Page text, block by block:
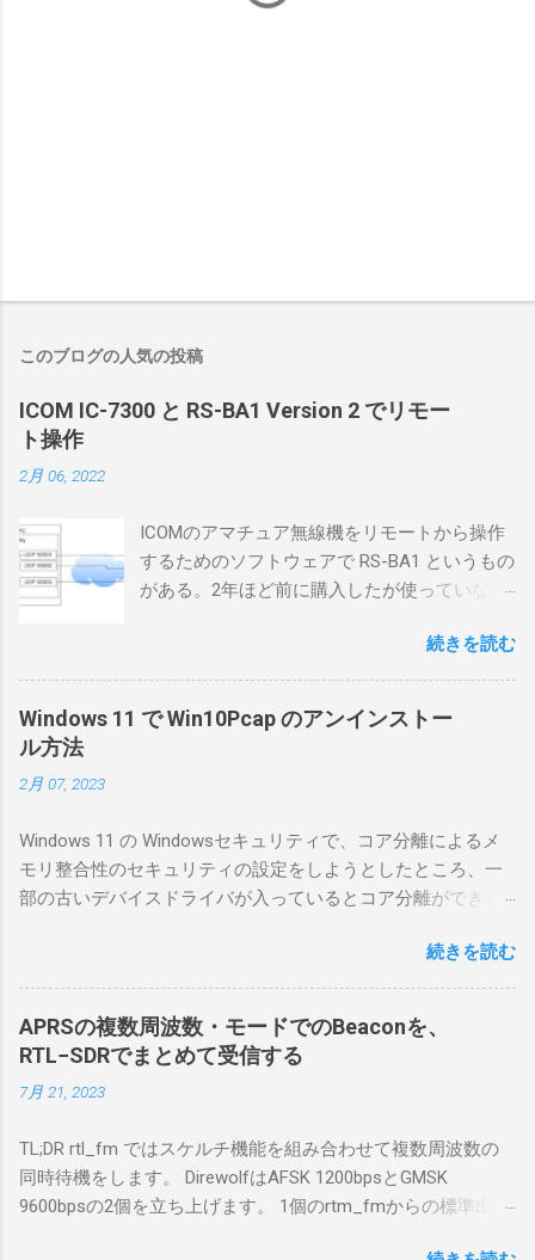
このブログの人気の投稿
ICOM IC-7300 と RS-BA1 Version 2 でリモー
ト操作
2月 06, 2022
ICOMのアマチュア無線機をリモートから操作
するためのソフトウェアで RS-BA1 というもの
がある。2年ほど前に購入したが使っていなか
としているので、リモートから操作できる無
線局構築のために、真面目に使ってみること
くだろうと思ったのだが、ちっともそんなに
合は、下記のこれらものが必要である ICOMの
無線機。 今回は私が持っているIC-7300を使
う。 無線機側(サーバ側) のWindows PC。 今
を入れて使っている。 TPMとか入っているの
でBitLockerのDisk暗号化もでき、遠隔地で盗難
にあってもデータ流出の危険性が少ないかな
と思って。 操作側 (クライアント側) の
ど。 そして、リモート操作を行うソフトウェ
アであるRS-BA1。 RS-BA1はサーバ側・クラ
イアント側の両方にインストールする。 私の
理解した無線機からサーバPC、クライアント
続きを読む
Windows 11 で Win10Pcap のアンインストー
ル方法
2月 07, 2023
Windows 11 の Windowsセキュリティで、コア分離によるメ
モリ整合性のセキュリティの設定をしようとしたところ、一
部の古いデバイスドライバが入っているとコア分離ができな
で利用する Win10Pcap.sys が入っているためにコア分離がで
きないとエラーが出ておりました。 アンインストールのプロ
グラムなどを走らせてもアンインストールできなかったの
で、どのように実行すればよいのか調べながら実施しまし
た。結論としては pnputil というコマンドを用いればよかった
です。 まずは管理者権限でTerminalを実行します。
PowerShellが起動しました。 適当なファイルに、現在インス
トールされているドライバを書き出す。 pnputil /enum-
drivers > inf.txt # 上記のファイルから win10pcap を探し出す
続きを読む
APRSの複数周波数・モードでのBeaconを、
RTL−SDRでまとめて受信する
7月 21, 2023
TL;DR rtl_fm ではスケルチ機能を組み合わせて複数周波数の
同時待機をします。 DirewolfはAFSK 1200bpsとGMSK
9600bpsの2個を立ち上げます。 1個のrtm_fmからの標準出力